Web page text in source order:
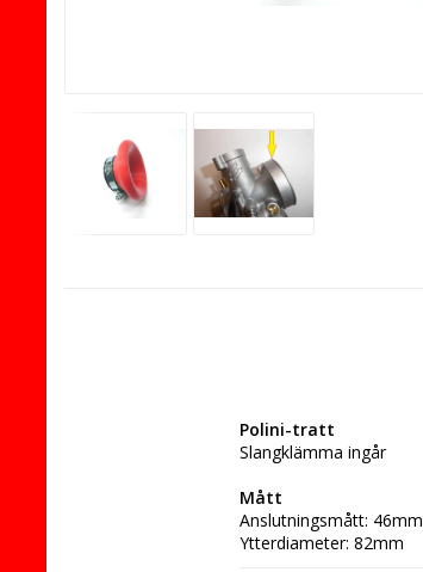
Polini-tratt
Slangklämma ingår
Mått
Anslutningsmått: 46mm
Ytterdiameter: 82mm